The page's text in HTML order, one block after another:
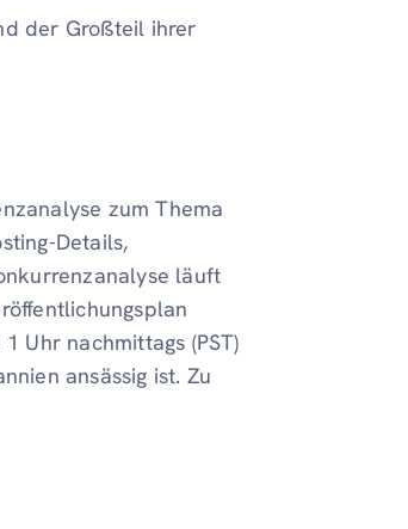
der Großteil ihrer
zum Thema
Details,
läuft
Uhr nachmittags (PST)
ansässig ist. Zu